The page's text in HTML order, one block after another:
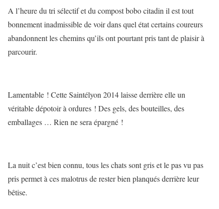
A l’heure du tri sélectif et du compost bobo citadin il est tout
bonnement inadmissible de voir dans quel état certains coureurs
abandonnent les chemins qu’ils ont pourtant pris tant de plaisir à
parcourir.
Lamentable ! Cette Saintélyon 2014 laisse derrière elle un
véritable dépotoir à ordures ! Des gels, des bouteilles, des
emballages … Rien ne sera épargné !
La nuit c’est bien connu, tous les chats sont gris et le pas vu pas
pris permet à ces malotrus de rester bien planqués derrière leur
bêtise.